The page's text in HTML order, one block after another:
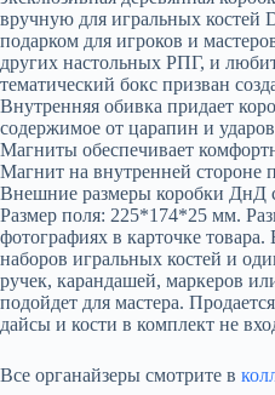
вручную для игральных костей
подарком для игроков и
других настольных РПГ, и
тематический бокс призван
Внутренняя обивка придает
содержимое от царапин и
Магниты обеспечивает
Магнит на внутренней стороне
Внешние размеры коробки ДнД
Размер поля: 225*174*25 мм.
фотографиях в карточке
наборов игральных костей и
ручек, карандашей, маркеров
подойдет для мастера.
дайсы и кости в комплект не
Все органайзеры смотрите в